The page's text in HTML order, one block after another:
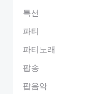
특선
파티
파티노래
팝송
팝음악